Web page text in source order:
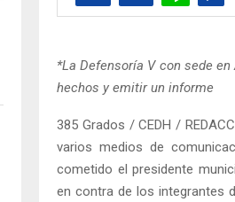
*La Defensoría V con sede
hechos y emitir un informe
385 Grados / CEDH /
varios medios de
cometido el presidente
en contra de los integrantes